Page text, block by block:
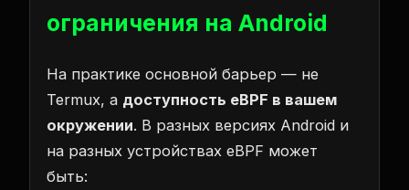
ограничения на Android
На практике основной барьер — не
Termux, а доступность eBPF в вашем
окружении. В разных версиях Android и
на разных устройствах eBPF может
быть: